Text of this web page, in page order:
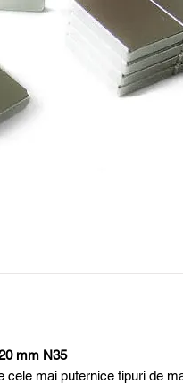
mm N35
cele mai puternice tipuri de